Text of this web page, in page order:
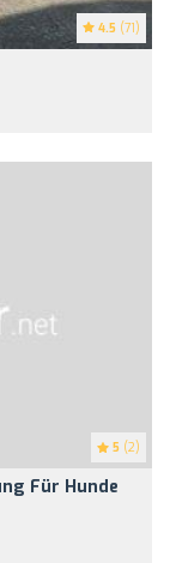
4.5 (71)
5 (2)
Für Hunde